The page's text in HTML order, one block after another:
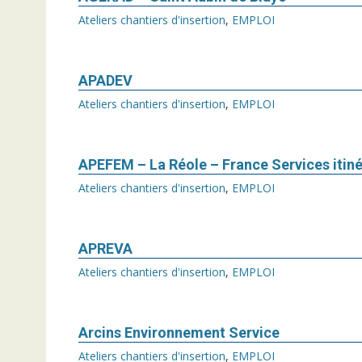
Ateliers chantiers d'insertion, EMPLOI
APADEV
Ateliers chantiers d'insertion, EMPLOI
APEFEM – La Réole – France Services
Ateliers chantiers d'insertion, EMPLOI
APREVA
Ateliers chantiers d'insertion, EMPLOI
Arcins Environnement Service
Ateliers chantiers d'insertion, EMPLOI